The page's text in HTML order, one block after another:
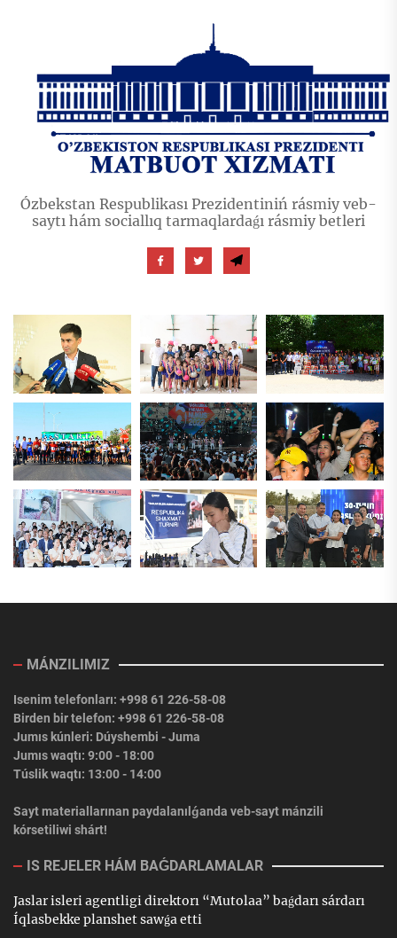
Ózbekstan Respublikası Prezidentiniń rásmiy veb-
saytı hám sociallıq tarmaqlardaǵı rásmiy betleri
MÁNZILIMIZ
Isenim telefonları: +998 61 226-58-08
Birden bir telefon: +998 61 226-58-08
Jumıs kúnleri: Dúyshembi - Juma
Jumıs waqtı: 9:00 - 18:00
Túslik waqtı: 13:00 - 14:00
Sayt materiallarınan paydalanılǵanda veb-sayt mánzili
kórsetiliwi shárt!
IS REJELER HÁM BAǴDARLAMALAR
Jaslar isleri agentligi direktorı “Mutolaa” baǵdarı sárdarı
Íqlasbekke planshet sawǵa etti